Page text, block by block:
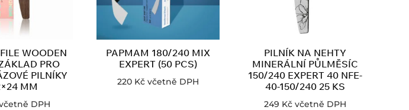
WOODEN
PRO
PILNÍKY
MM
DPH
PAPMAM 180/240 MIX
EXPERT (50 PCS)
220 Kč včetně DPH
PILNÍK NA NEHTY
MINERÁLNÍ PŮLMĚSÍC
150/240 EXPERT 40 NFE-
40-150/240 25 KS
249 Kč včetně DPH